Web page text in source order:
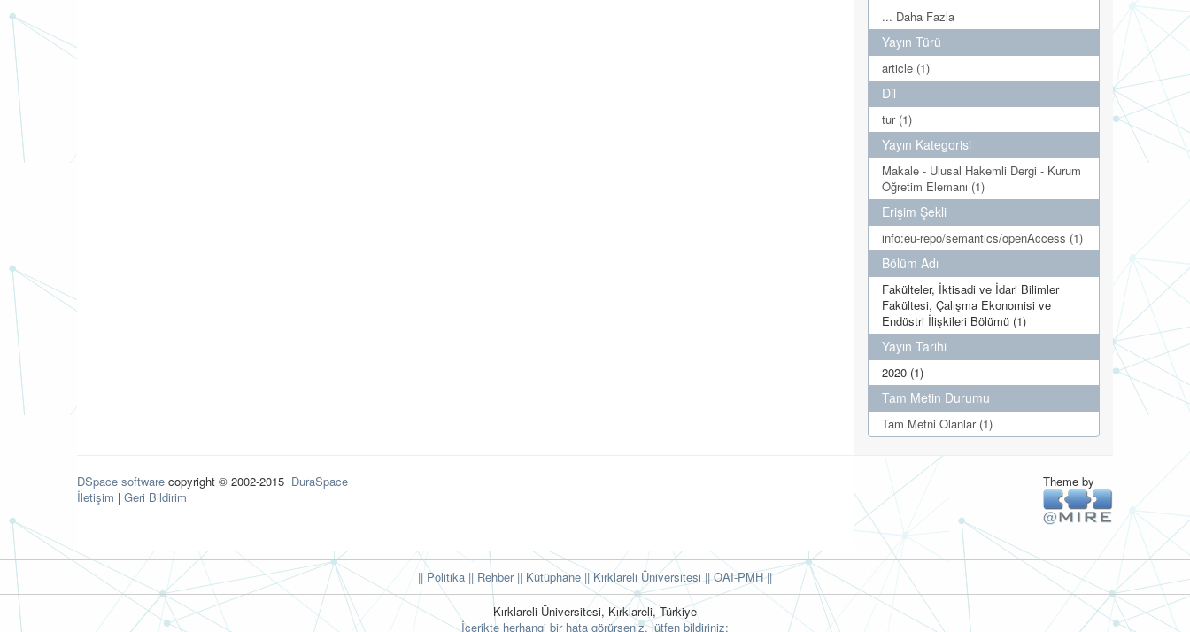
... Daha Fazla
Yayın Türü
article (1)
Dil
tur (1)
Yayın Kategorisi
Makale - Ulusal Hakemli Dergi - Kurum
Öğretim Elemanı (1)
Erişim Şekli
info:eu-repo/semantics/openAccess (1)
Bölüm Adı
Fakülteler, İktisadi ve İdari Bilimler
Fakültesi, Çalışma Ekonomisi ve
Endüstri İlişkileri Bölümü (1)
Yayın Tarihi
2020 (1)
Tam Metin Durumu
Tam Metni Olanlar (1)
DSpace software copyright © 2002-2015 DuraSpace
İletişim | Geri Bildirim
Theme by
|| Politika || Rehber|| Kütüphane || Kırklareli Üniversitesi ||OAI-PMH ||
Kırklareli Üniversitesi, Kırklareli, Türkiye
İçerikte herhangi bir hata görürseniz, lütfen bildiriniz: